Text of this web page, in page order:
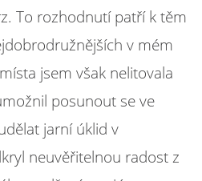
To rozhodnutí patří k těm
v mém
jsem však nelitovala
posunout se ve
jarní úklid v
neuvěřitelnou radost z